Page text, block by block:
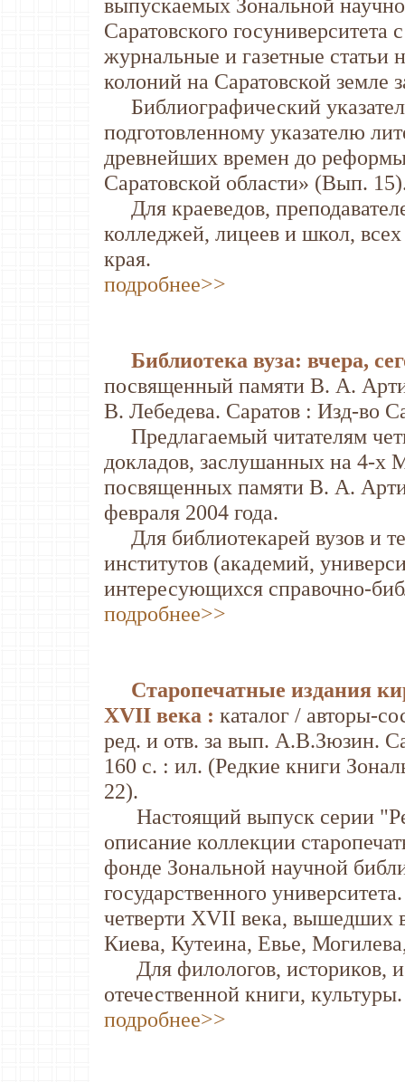
выпускаемых Зональной
Саратовского госуниверситета
журнальные и газетные статьи
колоний на Саратовской земле
Библиографический
подготовленному указателю
древнейших времен до
Саратовской области» (Вып.
Для краеведов,
колледжей, лицеев и школ,
края.
подробнее>>
Библиотека вуза: вчера,
посвященный памяти В. А.
В. Лебедева. Саратов : Изд-во
Предлагаемый читателям
докладов, заслушанных на 4-х
посвященных памяти В. А.
февраля 2004 года.
Для библиотекарей вузов и
институтов (академий,
интересующихся справочно-
подробнее>>
Старопечатные издания
ХVII века : каталог / авторы-
ред. и отв. за вып. А.В.Зюзин.
160 с. : ил. (Редкие книги
22).
Настоящий выпуск серии
описание коллекции
фонде Зональной научной
государственного
четверти XVII века, вышедших
Киева, Кутеина, Евье,
Для филологов, историков,
отечественной книги, культуры.
подробнее>>